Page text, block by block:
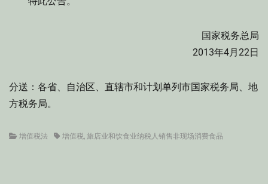
国家税务总局
2013年4月22日
分送：各省、自治区、直辖市和计划单列市国家税务局、地
方税务局。
Categories
增值税法 Tags增值税, 旅店业和饮食业纳税人销售非现场消费食品